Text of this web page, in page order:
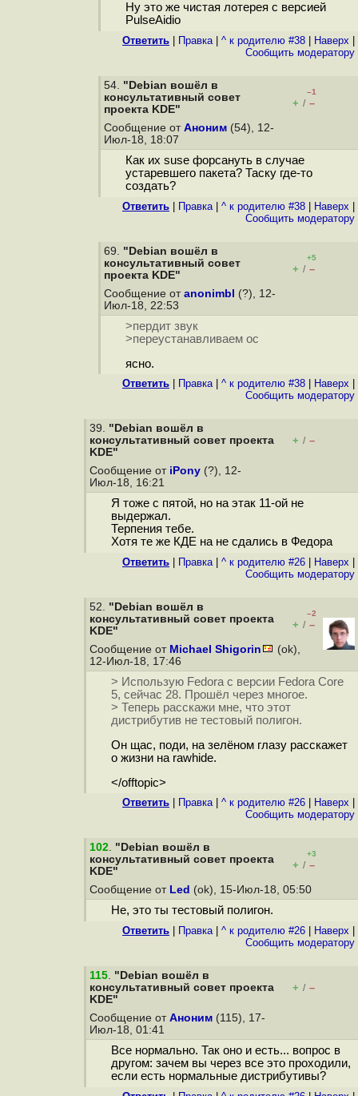
Ну это же чистая лотерея с версией
PulseAidio
Ответить Правка| ^ к родителю #38 Наверх
Cообщить модератору
54. "Debian вошёл в
консультативный cовет
проекта KDE"
–1
+ / –
Сообщение от Аноним (54), 12-
Июл-18, 18:07
Как их suse форсануть в случае
устаревшего пакета? Таску где-то
создать?
Ответить Правка| ^ к родителю #38 Наверх
Cообщить модератору
69. "Debian вошёл в
консультативный cовет
проекта KDE"
+5
+ / –
Сообщение от anonimbl
(?), 12-
Июл-18, 22:53
>пердит звук
>переустанавливаем ос
ясно.
Ответить Правка| ^ к родителю #38 Наверх
Cообщить модератору
39. "Debian вошёл в
консультативный cовет проекта
KDE"
+ / –
Сообщение от iPony (?), 12-
Июл-18, 16:21
Я тоже с пятой, но на этак 11-ой не
выдержал.
Терпения тебе.
Хотя те же КДЕ на не сдались в Федора
Ответить Правка| ^ к родителю #26 Наверх
Cообщить модератору
52. "Debian вошёл в
консультативный cовет проекта
KDE"
–2
+ / –
Сообщение от Michael Shigorin
(ok),
12-Июл-18, 17:46
> Использую Fedora с версии Fedora Core
5, сейчас 28. Прошёл через многое.
> Теперь расскажи мне, что этот
дистрибутив не тестовый полигон.
Он щас, поди, на зелёном глазу расскажет
о жизни на rawhide.
</offtopic>
Ответить Правка| ^ к родителю #26 Наверх
Cообщить модератору
102. "Debian вошёл в
консультативный cовет проекта
KDE"
+3
+ / –
Сообщение от Led (ok), 15-Июл-18, 05:50
Не, это ты тестовый полигон.
Ответить Правка| ^ к родителю #26 Наверх
Cообщить модератору
115. "Debian вошёл в
консультативный cовет проекта
KDE"
+ / –
Сообщение от Аноним (115), 17-
Июл-18, 01:41
Все нормально. Так оно и есть... вопрос в
другом: зачем вы через все это проходили,
если есть нормальные дистрибутивы?